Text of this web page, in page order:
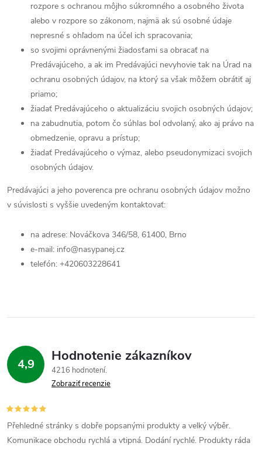
rozpore s ochranou môjho súkromného a osobného života
alebo v rozpore so zákonom, najmä ak sú osobné údaje
nepresné s ohľadom na účel ich spracovania;
so svojimi oprávnenými žiadosťami sa obracať na
Predávajúceho, a ak im Predávajúci nevyhovie tak na Úrad na
ochranu osobných údajov, na ktorý sa však môžem obrátiť aj
priamo;
žiadať Predávajúceho o aktualizáciu svojich osobných údajov;
na zabudnutia, potom čo súhlas bol odvolaný, ako aj právo na
obmedzenie, opravu a prístup;
žiadať Predávajúceho o výmaz, alebo pseudonymizaci svojich
osobných údajov.
Predávajúci a jeho poverenca pre ochranu osobných údajov možno
v súvislosti s vyššie uvedeným kontaktovať:
na adrese: Nováčkova 346/58, 61400, Brno
e-mail: info@nasypanej.cz
telefón: +420603228641
4,9 Hodnotenie zákazníkov
4216 hodnotení
Zobraziť recenzie
Přehledné stránky s dobře popsanými produkty a velký výběr.
Komunikace obchodu rychlá a vtipná. Dodání rychlé. Produkty ráda